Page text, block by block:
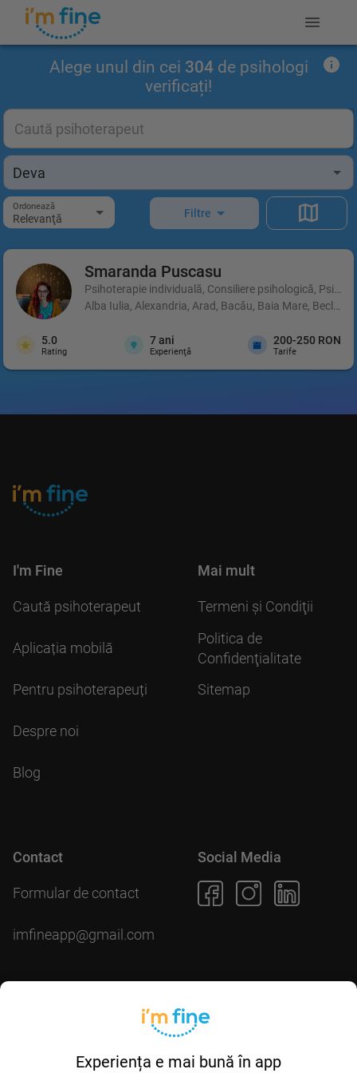
Experiența e mai bună în app
Alege unul din cei 304de psihologi
verificați!
Ordonează
Relevanţă Filtre
Smaranda Puscasu
Psihoterapie individuală, Consiliere psihologică,
Alba Iulia, Alexandria, Arad, Bacău, Baia Mare,
5.0
Rating
7 ani
Experienţă
200-250 RON
Tarife
I'm Fine
Caută psihoterapeut
Aplicația mobilă
Pentru psihoterapeuți
Despre noi
Blog
Mai mult
Termeni şi Condiţii
Politica de
Confidenţialitate
Sitemap
Contact
Formular de contact
imfineapp@gmail.com
Social Media